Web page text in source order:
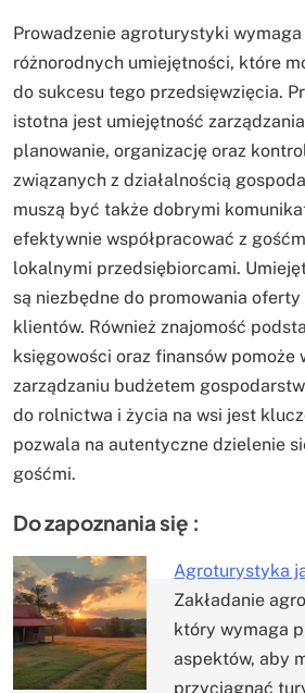
Prowadzenie agroturystyki
różnorodnych umiejętności, które
do sukcesu tego przedsięwzięcia.
istotna jest umiejętność
planowanie, organizację oraz
związanych z działalnością
muszą być także dobrymi
efektywnie współpracować z
lokalnymi przedsiębiorcami.
są niezbędne do promowania
klientów. Również znajomość
księgowości oraz finansów pomoże
zarządzaniu budżetem
do rolnictwa i życia na wsi jest
pozwala na autentyczne dzielenie
gośćmi.
Do zapoznania się :
Agroturystyka
Zakładanie
który wymaga
aspektów, aby
przyciągnąć
Nawigacja
wpisu